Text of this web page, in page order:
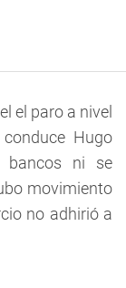
el paro a nivel
Hugo
bancos ni se
movimiento
no adhirió a